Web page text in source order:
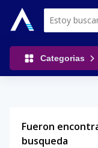
Categorias
Fueron
busqueda